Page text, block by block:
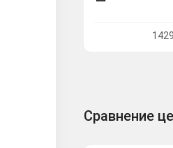
Сравнение